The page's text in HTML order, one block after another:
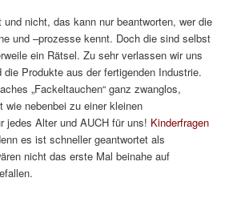
und nicht, das kann nur beantworten, wer die
und –prozesse kennt. Doch die sind selbst
ein Rätsel. Zu sehr verlassen wir uns
Produkte aus der fertigenden Industrie.
„Fackeltauchen“ ganz zwanglos,
wie nebenbei zu einer kleinen
jedes Alter und AUCH für uns! Kinderfragen
es ist schneller geantwortet als
nicht das erste Mal beinahe auf